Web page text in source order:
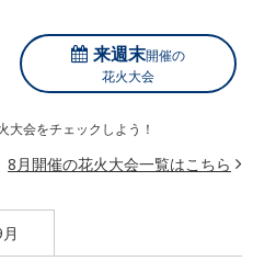
来週末開催の
花火大会
大会をチェックしよう！
8月開催の花火大会一覧はこちら